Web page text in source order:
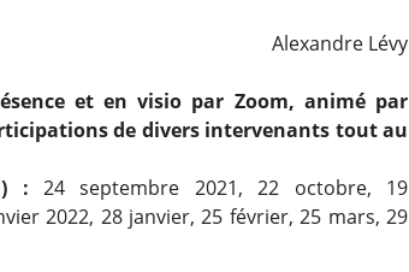
Alexandre Lévy
et en visio par Zoom, animé par
de divers intervenants tout au
: 24 septembre 2021, 22 octobre, 19
2022, 28 janvier, 25 février, 25 mars, 29